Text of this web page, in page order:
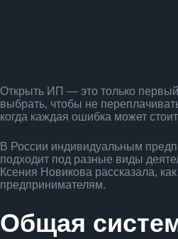
Открыть ИП — это только
выбрать, чтобы не
когда каждая ошибка может
В России индивидуальным
подходит под разные виды
Ксения Новикова рассказала,
предпринимателям.
Общая